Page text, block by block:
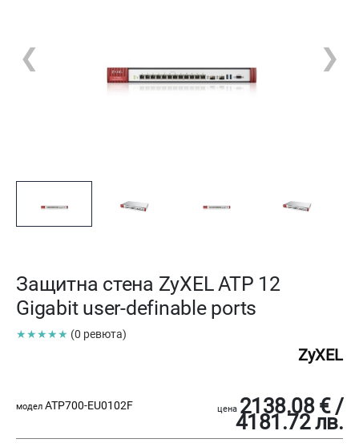
❮ ❯
Защитна стена ZyXEL ATP 12
Gigabit user-definable ports
★★★★★ (0 ревюта)
ZyXEL
модел ATP700-EU0102F цена 2138.08 € /
4181.72 лв.